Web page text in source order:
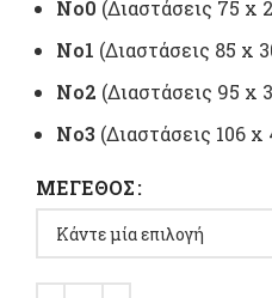
No0 (Διαστάσεις 75 x
No1 (Διαστάσεις 85 x
No2 (Διαστάσεις 95 x
No3 (Διαστάσεις 106
ΜΈΓΕΘΟΣ